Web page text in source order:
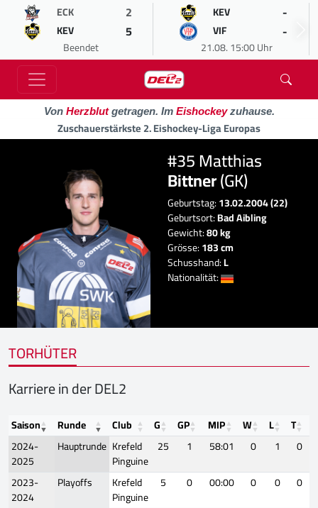
ECK 2
KEV 5
Beendet
KEV -
VIF -
21.08. 15:00 Uhr
Von Herzblutgetragen. Im Eishockeyzuhause.
Zuschauerstärkste 2. Eishockey-Liga Europas
#35 Matthias
Bittner(GK)
Geburtstag:13.02.2004 (22)
Geburtsort:Bad Aibling
Gewicht:80 kg
Grösse:183 cm
Schusshand:L
Nationalität:
TORHÜTER
Karriere in der DEL2
Saison Runde Club G GP MIP W L T
2024-
2025
Hauptrunde Krefeld
Pinguine
25 1 58:01 0 1
0
2023-
2024
Playoffs
Krefeld
Pinguine
5 0 00:00 0 0
0